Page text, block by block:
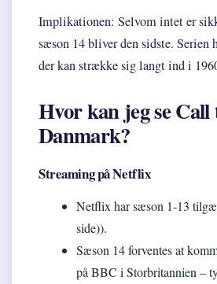
Implikationen: Selvom intet er
sæson 14 bliver den sidste. Serien
der kan strække sig langt ind i
Hvor kan jeg se
Danmark?
Streaming på Netflix
Netflix har sæson 1-13
side)).
Sæson 14 forventes at
på BBC i Storbritannien –